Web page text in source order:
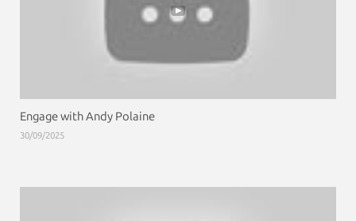
Engage with Andy Polaine
30/09/2025